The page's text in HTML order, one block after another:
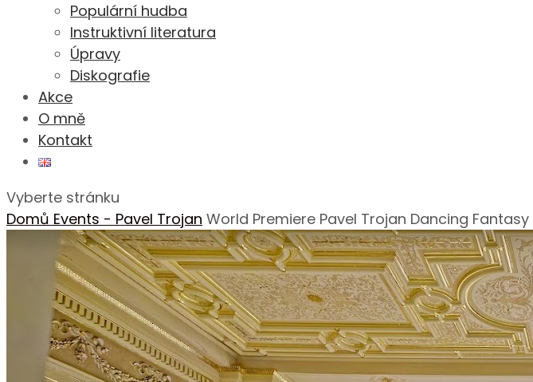
Populární hudba
Instruktivní literatura
Úpravy
Diskografie
Akce
O mně
Kontakt
Vyberte stránku
Domů Events - Pavel Trojan World Premiere Pavel Trojan Dancing Fantasy